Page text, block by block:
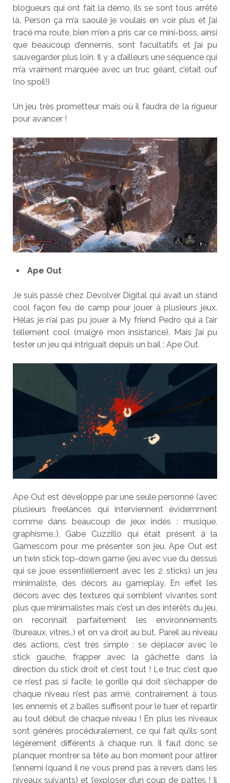
blogueurs qui ont fait la démo, ils se sont tous arrêté
là. Person ça m’a saoulé je voulais en voir plus et j’ai
tracé ma route, bien m’en a pris car ce mini-boss, ainsi
que beaucoup d’ennemis, sont facultatifs et j’ai pu
sauvegarder plus loin. Il y a d’ailleurs une séquence qui
m’a vraiment marquée avec un truc géant, c’était ouf
(no spoil!)
Un jeu très prometteur mais où il faudra de la rigueur
pour avancer !
Ape Out
Je suis passé chez Devolver Digital qui avait un stand
cool façon feu de camp pour jouer à plusieurs jeux.
Hélas je n’ai pas pu jouer à My friend Pedro qui a l’air
tellement cool (malgré mon insistance). Mais j’ai pu
tester un jeu qui intriguait depuis un bail : Ape Out.
Ape Out est développé par une seule personne (avec
plusieurs freelances qui interviennent évidemment
comme dans beaucoup de jeux indés : musique,
graphisme..), Gabe Cuzzillo qui était présent à la
Gamescom pour me présenter son jeu. Ape Out est
un twin stick top-down game (jeu avec vue du dessus
qui se joue essentiellement avec les 2 sticks) un jeu
minimaliste, des décors au gameplay. En effet les
décors avec des textures qui semblent vivantes sont
plus que minimalistes mais c’est un des intérêts du jeu,
on reconnaît parfaitement les environnements
(bureaux, vitres..) et on va droit au but. Pareil au niveau
des actions, c’est très simple : se déplacer avec le
stick gauche, frapper avec la gâchette dans la
direction du stick droit et c’est tout ! Le truc c’est que
ce n’est pas si facile, le gorille qui doit s’échapper de
chaque niveau n’est pas armé, contrairement à tous
les ennemis et 2 balles suffisent pour le tuer et repartir
au tout début de chaque niveau ! En plus lesniveaux
sont générés procéduralement, ce qui fait qu’ils sont
légèrement différents à chaque run. Il faut donc se
planquer, montrer sa tête au bon moment pour attirer
l’ennemi (quand il ne vous prend pas à revers dans les
niveaux suivants) et l’exploser d’un coup de pattes ! Il